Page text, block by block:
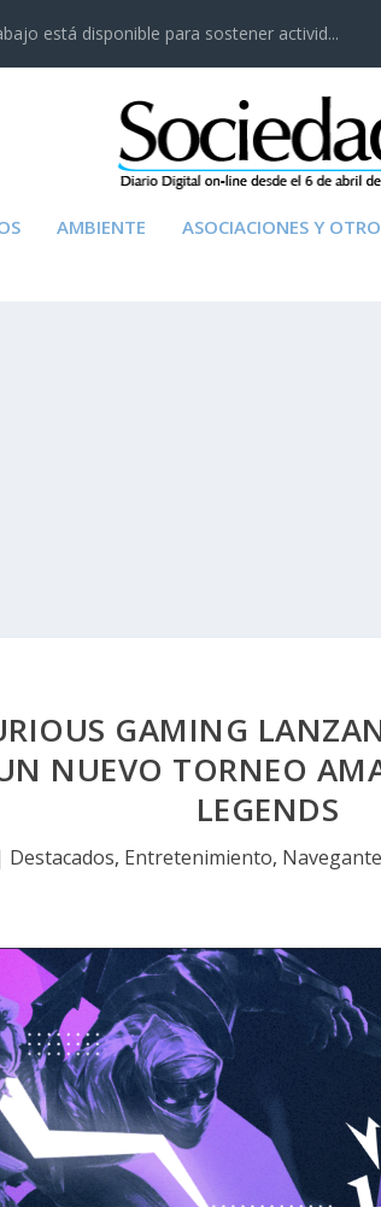
está disponible para sostener activid...
AMBIENTE ASOCIACIONES Y
GAMING
NUEVO TORNEO
LEGENDS
Destacados, Entretenimiento,